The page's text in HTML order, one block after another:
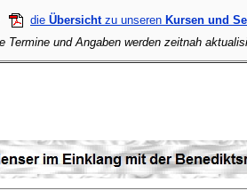
die Übersichtzu unseren Kursen und
Termine und Angaben werden zeitnah